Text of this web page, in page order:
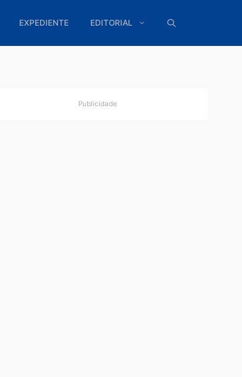
POLÍCIA EXPEDIENTE EDITORIAL